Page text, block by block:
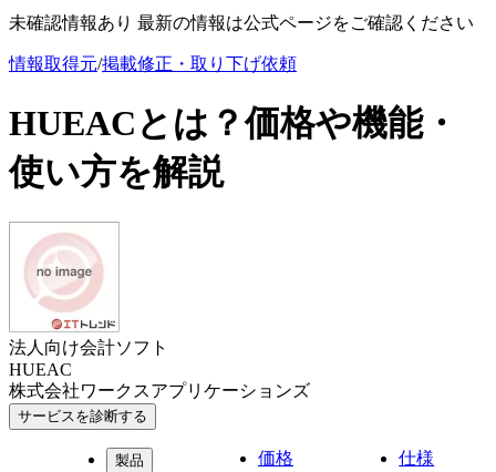
未確認情報あり 最新の情報は公式ページをご確認ください
情報取得元/掲載修正・取り下げ依頼
HUEACとは？価格や機能・
使い方を解説
法人向け会計ソフト
HUEAC
株式会社ワークスアプリケーションズ
サービスを診断する
製品 価格 仕様